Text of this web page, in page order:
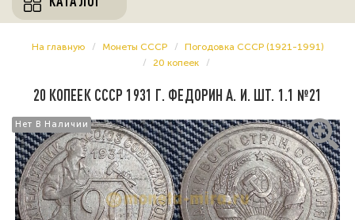
На главную Монеты СССР
Погодовка СССР (1921-1991)
20 копеек
20 КОПЕЕК СССР 1931 Г. ФЕДОРИН А. И. ШТ. 1.1 №21
Нет В Наличии
Нет В Наличии